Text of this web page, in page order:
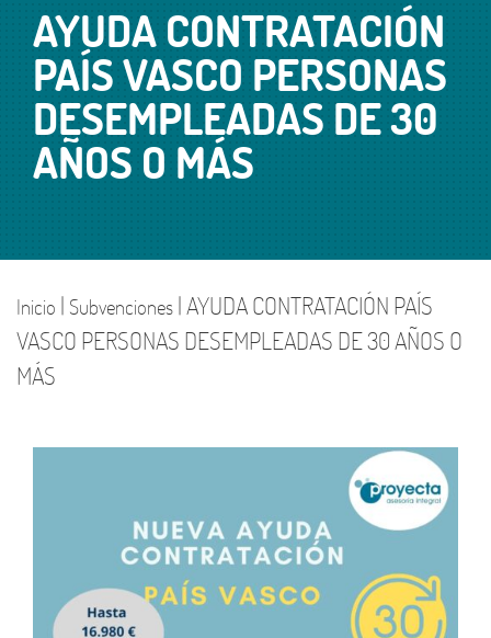
AYUDA CONTRATACIÓN
PAÍS VASCO PERSONAS
DESEMPLEADAS DE 30
AÑOS O MÁS
Inicio | Subvenciones | AYUDA CONTRATACIÓN PAÍS
VASCO PERSONAS DESEMPLEADAS DE 30 AÑOS O
MÁS